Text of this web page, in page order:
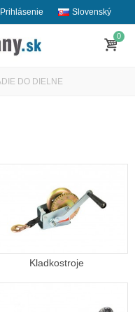
Slovenský
Prihlásenie
0
DO DIELNE
Kladkostroje